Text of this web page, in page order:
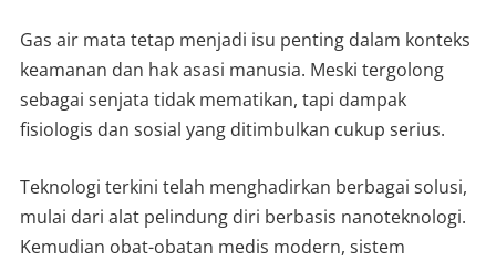
Gas air mata tetap menjadi isu penting dalam konteks
keamanan dan hak asasi manusia. Meski tergolong
sebagai senjata tidak mematikan, tapi dampak
fisiologis dan sosial yang ditimbulkan cukup serius.
Teknologi terkini telah menghadirkan berbagai solusi,
mulai dari alat pelindung diri berbasis nanoteknologi.
Kemudian obat-obatan medis modern, sistem